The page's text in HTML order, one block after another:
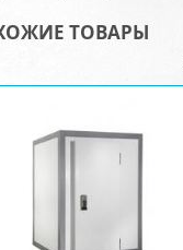
ТОВАРЫ